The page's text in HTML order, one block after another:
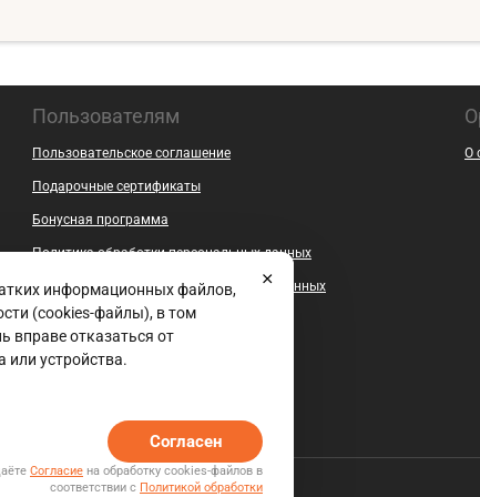
Пользователям
Пользовательское соглашение
Подарочные сертификаты
Бонусная программа
Политика обработки персональных данных
Согласие на обработку персональных данных
Безопасность
Контакты
О
информационных файлов,
(cookies-файлы), в том
вправе отказаться от
или устройства.
Согласен
Согласие на обработку cookies-файлов в
соответствии с Политикой обработки